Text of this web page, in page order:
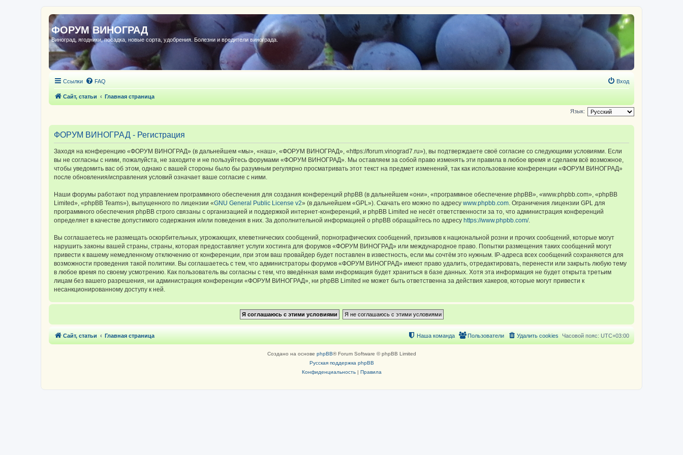
ФОРУМ ВИНОГРАД
Виноград, ягодники, посадка, новые сорта, удобрения. Болезни и вредители винограда.
Ссылки FAQ Вход
Сайт, статьи Главная страница
Язык:
ФОРУМ ВИНОГРАД - Регистрация
Заходя на конференцию «ФОРУМ ВИНОГРАД» (в дальнейшем «мы», «наш», «ФОРУМ ВИНОГРАД», «https://forum.vinograd7.ru»), вы подтверждаете своё согласие со следующими условиями. Если
вы не согласны с ними, пожалуйста, не заходите и не пользуйтесь форумами «ФОРУМ ВИНОГРАД». Мы оставляем за собой право изменять эти правила в любое время и сделаем всё возможное,
чтобы уведомить вас об этом, однако с вашей стороны было бы разумным регулярно просматривать этот текст на предмет изменений, так как использование конференции «ФОРУМ ВИНОГРАД»
после обновления/исправления условий означает ваше согласие с ними.
Наши форумы работают под управлением программного обеспечения для создания конференций phpBB (в дальнейшем «они», «программное обеспечение phpBB», «www.phpbb.com», «phpBB
Limited», «phpBB Teams»), выпущенного по лицензии «GNU General Public License v2» (в дальнейшем «GPL»). Скачать его можно по адресу www.phpbb.com . Ограничения лицензии GPL для
программного обеспечения phpBB строго связаны с организацией и поддержкой интернет-конференций, и phpBB Limited не несёт ответственности за то, что администрация конференций
определяет в качестве допустимого содержания и/или поведения в них. За дополнительной информацией о phpBB обращайтесь по адресу https://www.phpbb.com/.
Вы соглашаетесь не размещать оскорбительных, угрожающих, клеветнических сообщений, порнографических сообщений, призывов к национальной розни и прочих сообщений, которые могут
нарушить законы вашей страны, страны, которая предоставляет услуги хостинга для форумов «ФОРУМ ВИНОГРАД» или международное право. Попытки размещения таких сообщений могут
привести к вашему немедленному отключению от конференции, при этом ваш провайдер будет поставлен в известность, если мы сочтём это нужным. IP-адреса всех сообщений сохраняются для
возможности проведения такой политики. Вы соглашаетесь с тем, что администраторы форумов «ФОРУМ ВИНОГРАД» имеют право удалить, отредактировать, перенести или закрыть любую тему
в любое время по своему усмотрению. Как пользователь вы согласны с тем, что введённая вами информация будет храниться в базе данных. Хотя эта информация не будет открыта третьим
лицам без вашего разрешения, ни администрация конференции «ФОРУМ ВИНОГРАД», ни phpBB Limited не может быть ответственна за действия хакеров, которые могут привести к
несанкционированному доступу к ней.
Сайт, статьи Главная страница Часовой пояс: UTC+03:00
Удалить cookies
Пользователи
Наша команда
Создано на основе phpBB® Forum Software © phpBB Limited
Русская поддержка phpBB
Конфиденциальность| Правила